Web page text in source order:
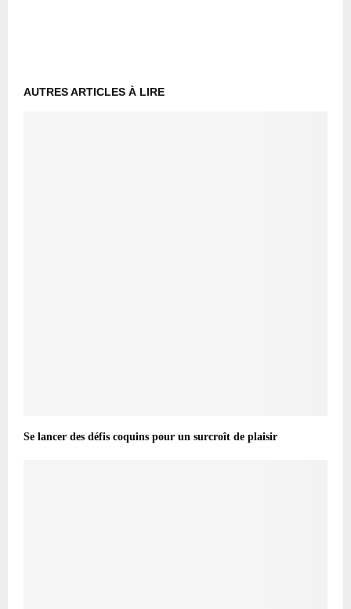
AUTRES ARTICLES À LIRE
Se lancer des défis coquins pour un surcroît de plaisir